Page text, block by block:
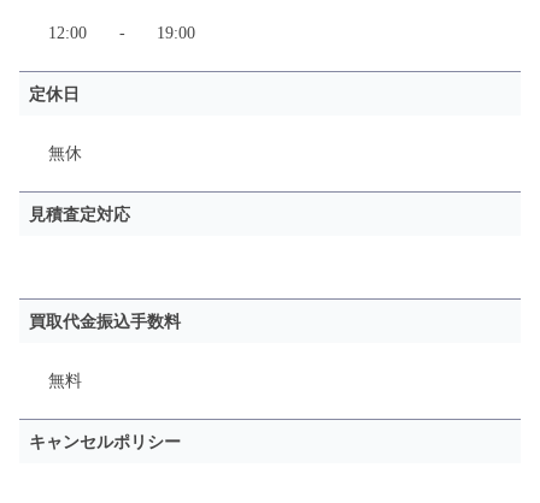
12:00 - 19:00
定休日
無休
見積査定対応
買取代金振込手数料
無料
キャンセルポリシー